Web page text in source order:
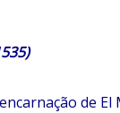
de El